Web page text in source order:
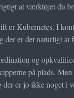
at værktøjet du
er Kubernetes. I
der er det naturligt at
og
på plads.
er jo ikke noget i